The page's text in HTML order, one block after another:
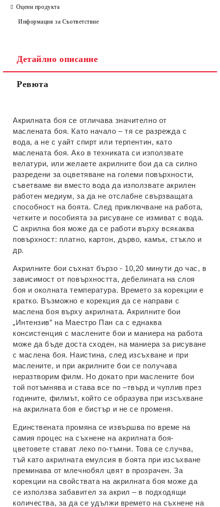
Оцени продукта
Информация за Съответствие
Детайлно описание
Ревюта
Акрилната боя се отличава значително от
маслената боя. Като начало – тя се разрежда с
вода, а не с уайт спирт или терпентин, като
маслената боя. Ако в техниката си използвате
велатури, или желаете акрилните бои да са силно
разредени за оцветяване на големи повърхности,
съветваме ви вместо вода да използвате акрилен
работен медиум, за да не отслабне свързващата
способност на боята. След приключване на работа,
четките и пособията за рисуване се измиват с вода.
С акрилна боя може да се работи върху всякаква
повърхност: платно, картон, дърво, камък, стъкло и
др.
Акрилните бои съхнат бързо - 10,20 минути до час, в
зависимост от повърхността, дебелината на слоя
боя и околната температура. Времето за корекции е
кратко. Възможно е корекция да се направи с
маслена боя върху акрилната. Акрилните бои
„Интензив” на Маестро Пан са с еднаква
консистенция с маслените бои и маниера на работа
може да бъде доста сходен, на маниера за рисуване
с маслена боя. Наистина, след изсъхване и при
маслените, и при акрилните бои се получава
неразтворим филм. Но докато при маслените бои
той потъмнява и става все по –твърд и чуплив през
годините, филмът, който се образува при изсъхване
на акрилната боя е бистър и не се променя.
Единствената промяна се извършва по време на
самия процес на съхнене на акрилната боя-
цветовете стават леко по-тъмни. Това се случва,
тъй като акрилната емулсия в боята при изсъхване
преминава от млечнобял цвят в прозрачен. За
корекции на свойствата на акрилната боя може да
се използва забавител за акрил – в подходящи
количества, за да се удължи времето на съхнене на